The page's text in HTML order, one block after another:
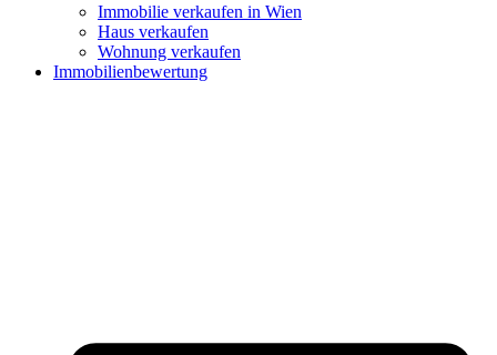
Immobilie verkaufen in Wien
Haus verkaufen
Wohnung verkaufen
Immobilienbewertung